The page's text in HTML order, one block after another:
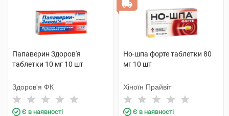
Папаверин Здоров'я
таблетки 10 мг 10 шт
Здоров'я ФК
Є в наявності
Но-шпа форте таблетки 80
мг 10 шт
Хіноїн Прайвіт
Є в наявності